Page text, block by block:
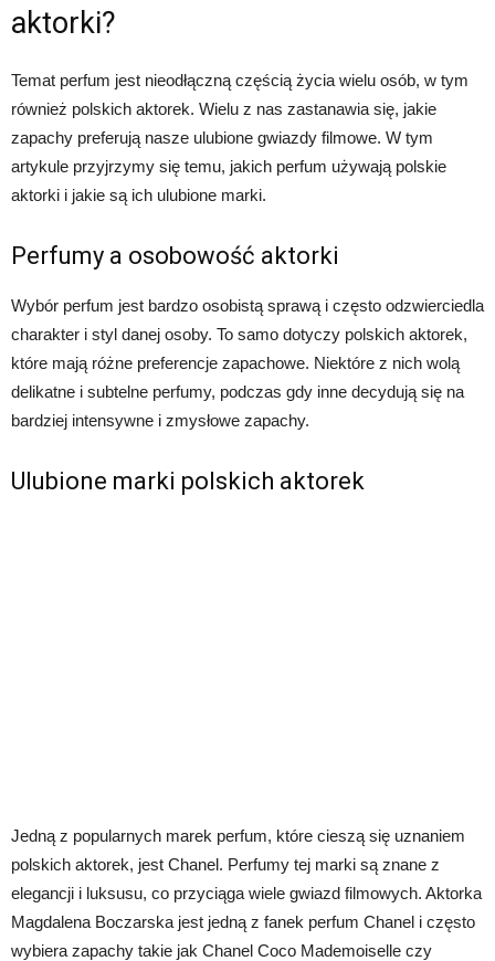
aktorki?
Temat perfum jest nieodłączną częścią życia wielu osób, w tym
również polskich aktorek. Wielu z nas zastanawia się, jakie
zapachy preferują nasze ulubione gwiazdy filmowe. W tym
artykule przyjrzymy się temu, jakich perfum używają polskie
aktorki i jakie są ich ulubione marki.
Perfumy a osobowość aktorki
Wybór perfum jest bardzo osobistą sprawą i często odzwierciedla
charakter i styl danej osoby. To samo dotyczy polskich aktorek,
które mają różne preferencje zapachowe. Niektóre z nich wolą
delikatne i subtelne perfumy, podczas gdy inne decydują się na
bardziej intensywne i zmysłowe zapachy.
Ulubione marki polskich aktorek
Jedną z popularnych marek perfum, które cieszą się uznaniem
polskich aktorek, jest Chanel. Perfumy tej marki są znane z
elegancji i luksusu, co przyciąga wiele gwiazd filmowych. Aktorka
Magdalena Boczarska jest jedną z fanek perfum Chanel i często
wybiera zapachy takie jak Chanel Coco Mademoiselle czy